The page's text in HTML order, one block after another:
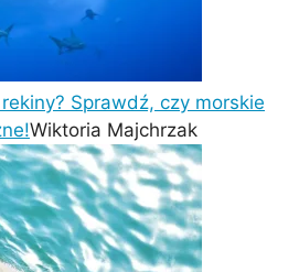
Sprawdź, czy morskie
Wiktoria Majchrzak